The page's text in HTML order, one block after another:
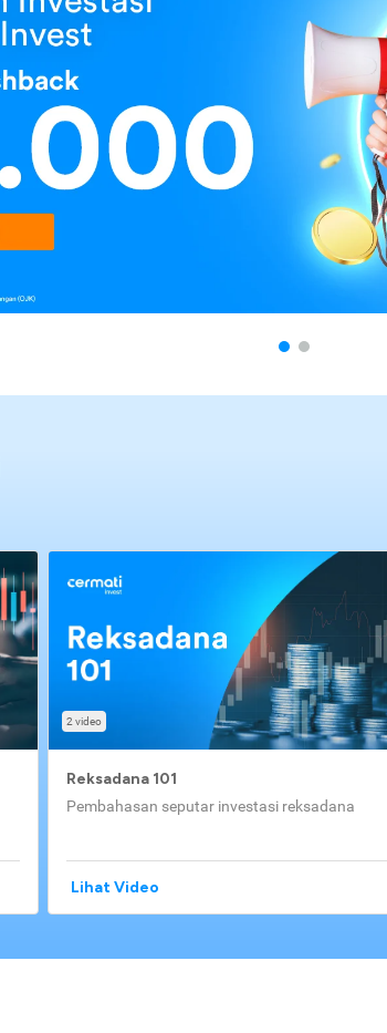
2 video
Reksadana 101
Pembahasan seputar investasi reksadana
Lihat Video